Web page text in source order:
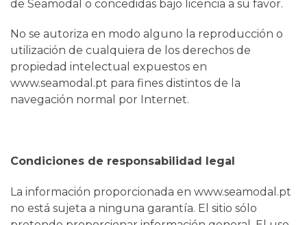
de Seamodal o concedidas bajo licencia a su favor.
No se autoriza en modo alguno la reproducción o
utilización de cualquiera de los derechos de
propiedad intelectual expuestos en
www.seamodal.pt para fines distintos de la
navegación normal por Internet.
Condiciones de responsabilidad legal
La información proporcionada en www.seamodal.pt
no está sujeta a ninguna garantía. El sitio sólo